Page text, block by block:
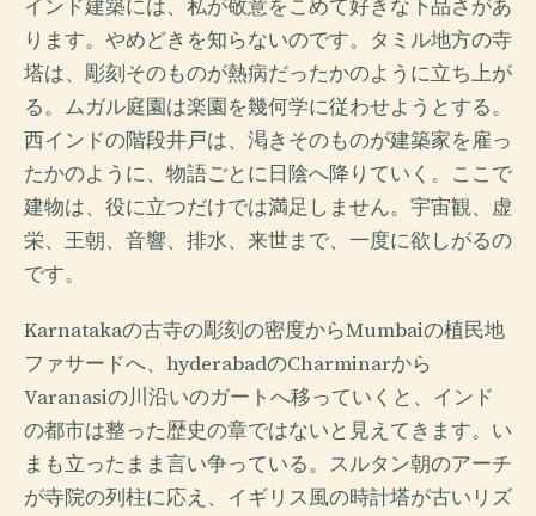
インド建築には、私が敬意をこめて好きな下品さがあ
ります。やめどきを知らないのです。タミル地方の寺
塔は、彫刻そのものが熱病だったかのように立ち上が
る。ムガル庭園は楽園を幾何学に従わせようとする。
西インドの階段井戸は、渇きそのものが建築家を雇っ
たかのように、物語ごとに日陰へ降りていく。ここで
建物は、役に立つだけでは満足しません。宇宙観、虚
栄、王朝、音響、排水、来世まで、一度に欲しがるの
です。
Karnatakaの古寺の彫刻の密度からMumbaiの植民地
ファサードへ、hyderabadのCharminarから
Varanasiの川沿いのガートへ移っていくと、インド
の都市は整った歴史の章ではないと見えてきます。い
まも立ったまま言い争っている。スルタン朝のアーチ
が寺院の列柱に応え、イギリス風の時計塔が古いリズ